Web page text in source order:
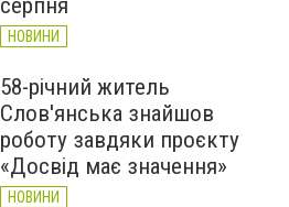
серпня
НОВИНИ
58-річний житель
Слов'янська знайшов
роботу завдяки проєкту
«Досвід має значення»
НОВИНИ